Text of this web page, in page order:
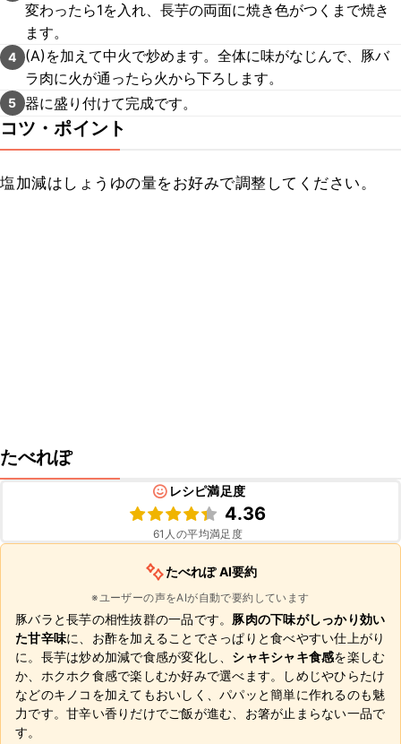
変わったら1を入れ、長芋の両面に焼き色がつくまで焼き
ます。
4
(A)を加えて中火で炒めます。全体に味がなじんで、豚バ
ラ肉に火が通ったら火から下ろします。
5 器に盛り付けて完成です。
コツ・ポイント
塩加減はしょうゆの量をお好みで調整してください。
たべれぽ
レシピ満足度
4.36
61 人の平均満足度
たべれぽ AI要約
※ユーザーの声をAIが自動で要約しています
豚バラと長芋の相性抜群の一品です。 豚肉の下味がしっかり効い
た甘辛味に、お酢を加えることでさっぱりと食べやすい仕上がり
に。長芋は炒め加減で食感が変化し、 シャキシャキ食感を楽しむ
か、ホクホク食感で楽しむか好みで選べます。しめじやひらたけ
などのキノコを加えてもおいしく、パパッと簡単に作れるのも魅
力です。甘辛い香りだけでご飯が進む、お箸が止まらない一品で
す。